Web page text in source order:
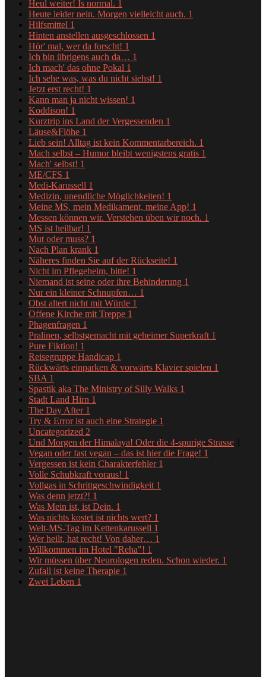
Heul weiter! Is normal. 1
Heute leider nein. Morgen vielleicht auch. 1
Hilfsmittel 1
Hinten anstellen ausgeschlossen 1
Hör' mal, wer da forscht! 1
Ich bin übrigens auch da… 1
Ich mach' das ohne Pokal 1
Ich sehe was, was du nicht siehst! 1
Jetzt erst recht! 1
Kann man ja nicht wissen! 1
Koddison! 1
Kurztrip ins Land der Vergessenden 1
Läuse&Flöhe 1
Lieb sein! Alltag ist kein Kommentarbereich. 1
Mach selbst – Humor bleibt wenigstens gratis 1
Mach' selbst! 1
ME/CFS 1
Medi-Karussell 1
Medizin, unendliche Möglichkeiten! 1
Meine MS, mein Medikament, meine App! 1
Messen können wir. Verstehen üben wir noch. 1
MS ist heilbar! 1
Mut oder muss? 1
Nach Plan krank 1
Näheres finden Sie auf der Rückseite! 1
Nicht im Pflegeheim, bitte! 1
Niemand ist seine oder ihre Behinderung 1
Nur ein kleiner Schnupfen… 1
Obst altert nicht mit Würde 1
Offene Kirche mit Treppe 1
Phagenfragen 1
Pralinen, selbstgemacht mit geheimer Superkraft 1
Pure Fiktion! 1
Reisegruppe Handicap 1
Rückwärts einparken & vorwärts Klavier spielen 1
SBA 1
Spastik aka The Ministry of Silly Walks 1
Stadt Land Hirn 1
The Day After 1
Try & Error ist auch eine Strategie 1
Uncategorized 2
Und Morgen der Himalaya! Oder die 4-spurige Strasse 1
Vegan oder fast vegan – das ist hier die Frage! 1
Vergessen ist kein Charakterfehler 1
Volle Schubkraft voraus! 1
Vollgas in Schrittgeschwindigkeit 1
Was denn jetzt?! 1
Was Mein ist, ist Dein. 1
Was nichts kostet ist nichts wert? 1
Welt-MS-Tag im Kettenkarussell 1
Wer heilt, hat recht! Von daher… 1
Willkommen im Hotel "Reha"! 1
Wir müssen über Neurologen reden. Schon wieder. 1
Zufall ist keine Therapie 1
Zwei Leben 1